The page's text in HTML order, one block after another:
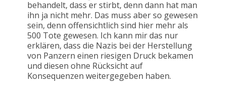
behandelt, dass er stirbt, denn dann hat man
ihn ja nicht mehr. Das muss aber so gewesen
sein, denn offensichtlich sind hier mehr als
500 Tote gewesen. Ich kann mir das nur
erklären, dass die Nazis bei der Herstellung
von Panzern einen riesigen Druck bekamen
und diesen ohne Rücksicht auf
Konsequenzen weitergegeben haben.